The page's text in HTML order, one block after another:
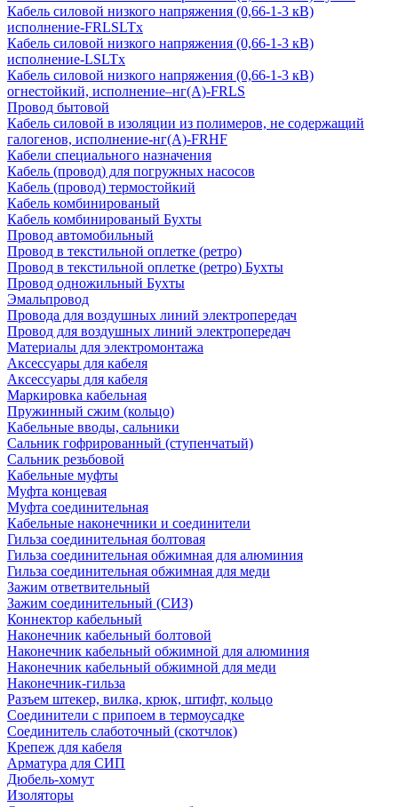
Кабель силовой низкого напряжения (0,66-1-3 кВ)
исполнение-FRLSLTx
Кабель силовой низкого напряжения (0,66-1-3 кВ)
исполнение-LSLTx
Кабель силовой низкого напряжения (0,66-1-3 кВ)
огнестойкий, исполнение–нг(А)-FRLS
Провод бытовой
Кабель силовой в изоляции из полимеров, не содержащий
галогенов, исполнение-нг(А)-FRHF
Кабели специального назначения
Кабель (провод) для погружных насосов
Кабель (провод) термостойкий
Кабель комбинированый
Кабель комбинированый Бухты
Провод автомобильный
Провод в текстильной оплетке (ретро)
Провод в текстильной оплетке (ретро) Бухты
Провод одножильный Бухты
Эмальпровод
Провода для воздушных линий электропередач
Провод для воздушных линий электропередач
Материалы для электромонтажа
Аксессуары для кабеля
Аксессуары для кабеля
Маркировка кабельная
Пружинный сжим (кольцо)
Кабельные вводы, сальники
Сальник гофрированный (ступенчатый)
Сальник резьбовой
Кабельные муфты
Муфта концевая
Муфта соединительная
Кабельные наконечники и соединители
Гильза соединительная болтовая
Гильза соединительная обжимная для алюминия
Гильза соединительная обжимная для меди
Зажим ответвительный
Зажим соединительный (СИЗ)
Коннектор кабельный
Наконечник кабельный болтовой
Наконечник кабельный обжимной для алюминия
Наконечник кабельный обжимной для меди
Наконечник-гильза
Разъем штекер, вилка, крюк, штифт, кольцо
Соединители с припоем в термоусадке
Соединитель слаботочный (скотчлок)
Крепеж для кабеля
Арматура для СИП
Дюбель-хомут
Изоляторы